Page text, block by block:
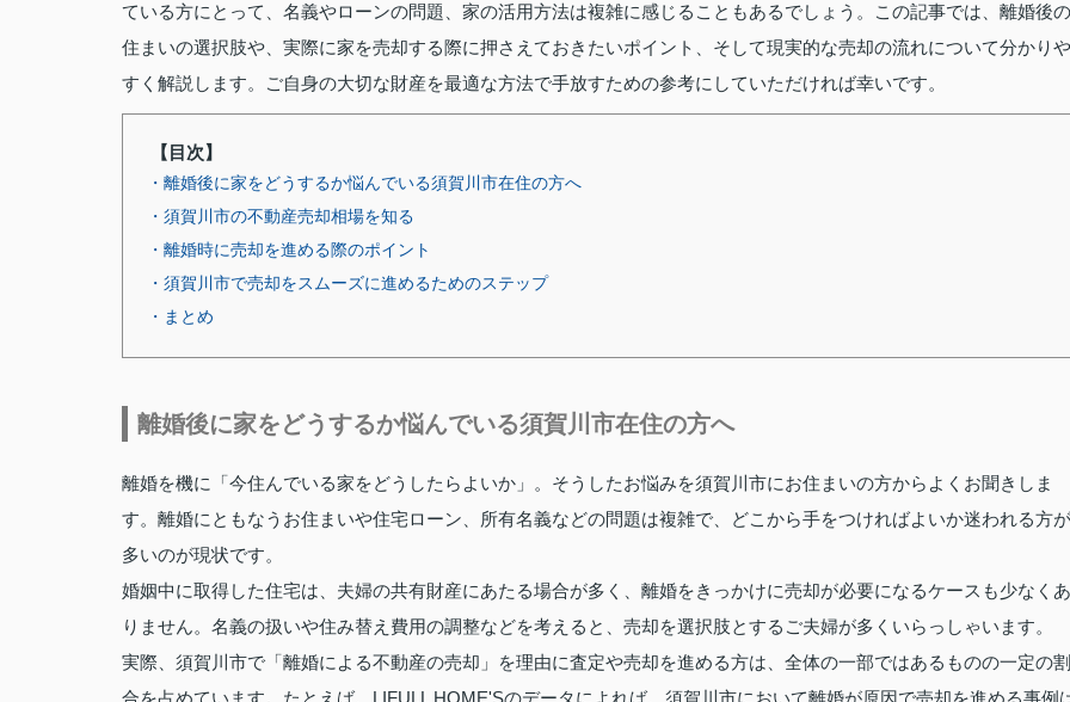
ている方にとって、名義やローンの問題、家の活用方法は複雑に感じることもあるでしょう。この記事では、離婚後の
住まいの選択肢や、実際に家を売却する際に押さえておきたいポイント、そして現実的な売却の流れについて分かりや
すく解説します。ご自身の大切な財産を最適な方法で手放すための参考にしていただければ幸いです。
【目次】
・離婚後に家をどうするか悩んでいる須賀川市在住の方へ
・須賀川市の不動産売却相場を知る
・離婚時に売却を進める際のポイント
・須賀川市で売却をスムーズに進めるためのステップ
・まとめ
離婚後に家をどうするか悩んでいる須賀川市在住の方へ
離婚を機に「今住んでいる家をどうしたらよいか」。そうしたお悩みを須賀川市にお住まいの方からよくお聞きしま
す。離婚にともなうお住まいや住宅ローン、所有名義などの問題は複雑で、どこから手をつければよいか迷われる方が
多いのが現状です。
婚姻中に取得した住宅は、夫婦の共有財産にあたる場合が多く、離婚をきっかけに売却が必要になるケースも少なくあ
りません。名義の扱いや住み替え費用の調整などを考えると、売却を選択肢とするご夫婦が多くいらっしゃいます。
実際、須賀川市で「離婚による不動産の売却」を理由に査定や売却を進める方は、全体の一部ではあるものの一定の割
合を占めています。たとえば、LIFULL HOME'Sのデータによれば、須賀川市において離婚が原因で売却を進める事例